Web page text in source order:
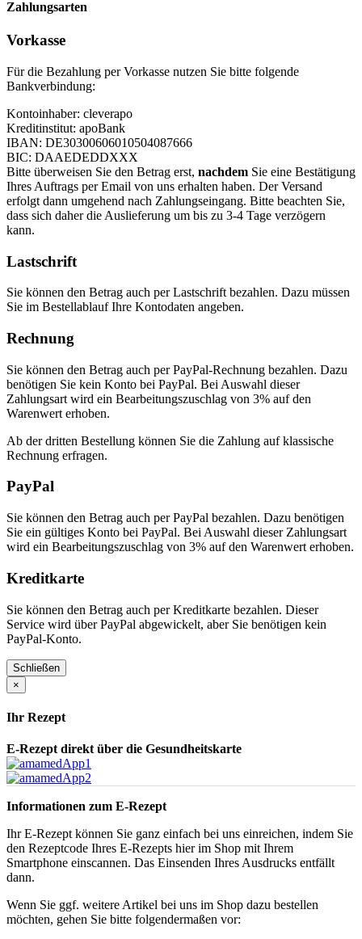
Zahlungsarten
Vorkasse
Für die Bezahlung per Vorkasse nutzen Sie bitte folgende
Bankverbindung:
Kontoinhaber: cleverapo
Kreditinstitut: apoBank
IBAN: DE30300606010504087666
BIC: DAAEDEDDXXX
Bitte überweisen Sie den Betrag erst, nachdem Sie eine Bestätigung
Ihres Auftrags per Email von uns erhalten haben. Der Versand
erfolgt dann umgehend nach Zahlungseingang. Bitte beachten Sie,
dass sich daher die Auslieferung um bis zu 3-4 Tage verzögern
kann.
Lastschrift
Sie können den Betrag auch per Lastschrift bezahlen. Dazu müssen
Sie im Bestellablauf Ihre Kontodaten angeben.
Rechnung
Sie können den Betrag auch per PayPal-Rechnung bezahlen. Dazu
benötigen Sie kein Konto bei PayPal. Bei Auswahl dieser
Zahlungsart wird ein Bearbeitungszuschlag von 3% auf den
Warenwert erhoben.
Ab der dritten Bestellung können Sie die Zahlung auf klassische
Rechnung erfragen.
PayPal
Sie können den Betrag auch per PayPal bezahlen. Dazu benötigen
Sie ein gültiges Konto bei PayPal. Bei Auswahl dieser Zahlungsart
wird ein Bearbeitungszuschlag von 3% auf den Warenwert erhoben.
Kreditkarte
Sie können den Betrag auch per Kreditkarte bezahlen. Dieser
Service wird über PayPal abgewickelt, aber Sie benötigen kein
PayPal-Konto.
Schließen
×
Ihr Rezept
E-Rezept direkt über die Gesundheitskarte
Informationen zum E-Rezept
Ihr E-Rezept können Sie ganz einfach bei uns einreichen, indem Sie
den Rezeptcode Ihres E-Rezepts hier im Shop mit Ihrem
Smartphone einscannen. Das Einsenden Ihres Ausdrucks entfällt
dann.
Wenn Sie ggf. weitere Artikel bei uns im Shop dazu bestellen
möchten, gehen Sie bitte folgendermaßen vor: